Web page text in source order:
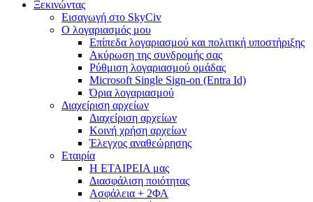
Ξεκινώντας
Εισαγωγή στο SkyCiv
Ο λογαριασμός μου
Επίπεδα λογαριασμού και πολιτική υποστήριξης
Ακύρωση της συνδρομής σας
Ρύθμιση λογαριασμού ομάδας
Microsoft Single Sign-on (Entra Id)
Όρια λογαριασμού
Διαχείριση αρχείων
Διαχείριση αρχείων
Κοινή χρήση αρχείων
Έλεγχος αναθεώρησης
Εταιρία
Η ΕΤΑΙΡΕΙΑ μας
Διασφάλιση ποιότητας
Ασφάλεια + 2ΦΑ